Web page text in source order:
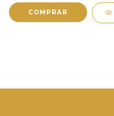
COMPRAR